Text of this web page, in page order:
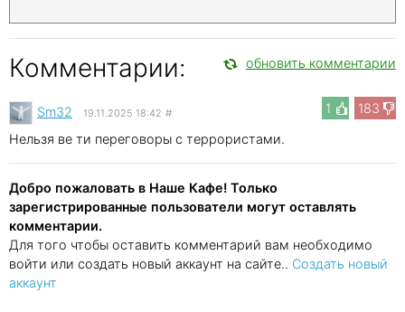
Комментарии: обновить комментарии
1 183
Sm32 19.11.2025 18:42 #
Нельзя ве ти переговоры с террористами.
Добро пожаловать в Наше Кафе! Только
зарегистрированные пользователи могут оставлять
комментарии.
Для того чтобы оставить комментарий вам необходимо
войти или создать новый аккаунт на сайте.. Создать новый
аккаунт